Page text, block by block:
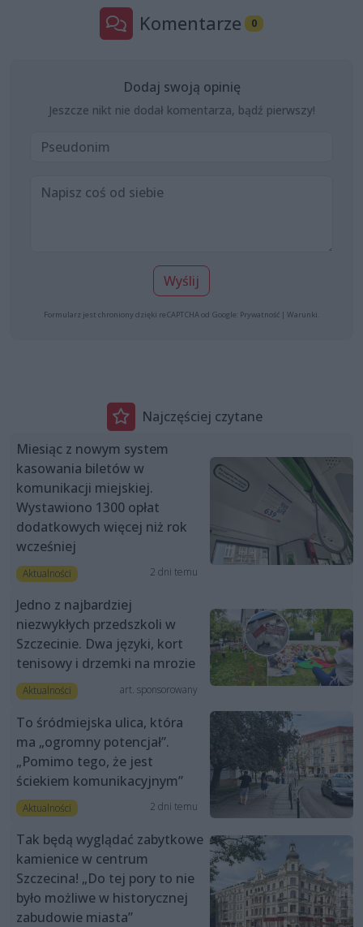
Komentarze 0
Dodaj swoją opinię
Jeszcze nikt nie dodał komentarza, bądź pierwszy!
Wyślij
Formularz jest chroniony dzięki reCAPTCHA od Google: Prywatność | Warunki
Najczęściej czytane
Miesiąc z nowym system
kasowania biletów w
komunikacji miejskiej.
Wystawiono 1300 opłat
dodatkowych więcej niż rok
wcześniej
Aktualności 2 dni temu
Jedno z najbardziej
niezwykłych przedszkoli w
Szczecinie. Dwa języki, kort
tenisowy i drzemki na mrozie
Aktualności art. sponsorowany
To śródmiejska ulica, która
ma „ogromny potencjał”.
„Pomimo tego, że jest
ściekiem komunikacyjnym”
Aktualności 2 dni temu
Tak będą wyglądać zabytkowe
kamienice w centrum
Szczecina! „Do tej pory to nie
było możliwe w historycznej
zabudowie miasta”